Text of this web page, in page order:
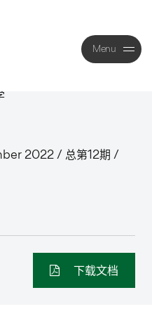
Menu
Close
2022 / 总第12期 /
下载文档